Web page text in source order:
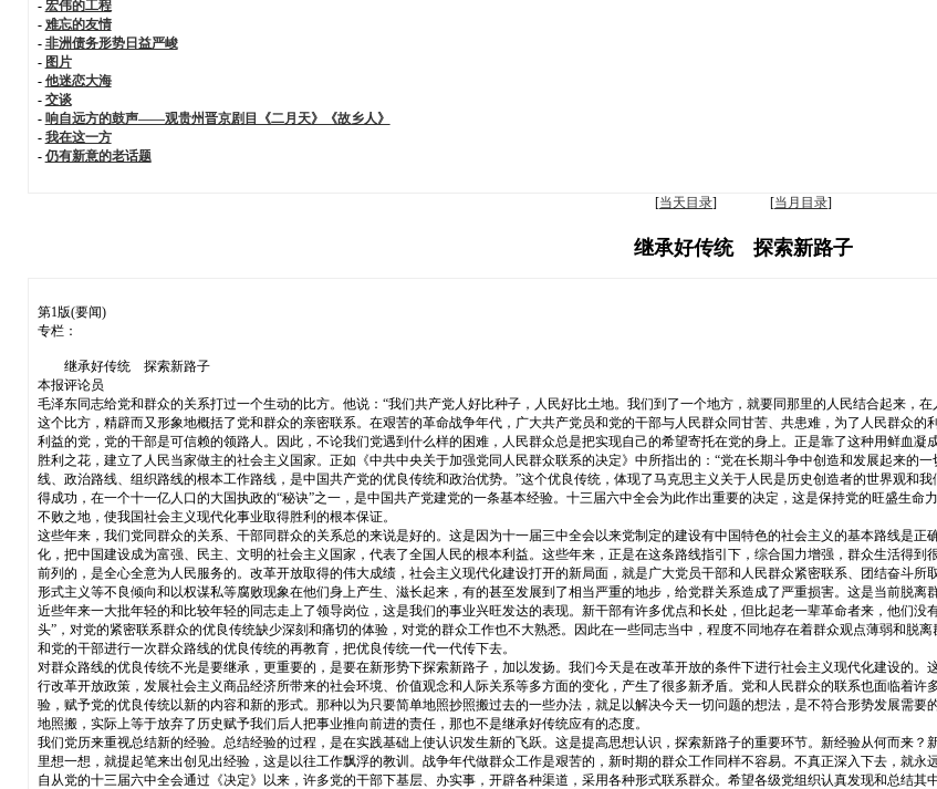
- 宏伟的工程
- 难忘的友情
- 非洲债务形势日益严峻
- 图片
- 他迷恋大海
- 交谈
- 响自远方的鼓声——观贵州晋京剧目《二月天》《故乡人》
- 我在这一方
- 仍有新意的老话题
[当天目录] [当月目录]
继承好传统 探索新路子
第1版(要闻)
专栏：
继承好传统 探索新路子
本报评论员
毛泽东同志给党和群众的关系打过一个生动的比方。他说：“我们共产党人好比种子，人民好比土地。我们到了一个地方，就要同那里的人民结合起来，在
这个比方，精辟而又形象地概括了党和群众的亲密联系。在艰苦的革命战争年代，广大共产党员和党的干部与人民群众同甘苦、共患难，为了人民群众
利益的党，党的干部是可信赖的领路人。因此，不论我们党遇到什么样的困难，人民群众总是把实现自己的希望寄托在党的身上。正是靠了这种用鲜血
胜利之花，建立了人民当家做主的社会主义国家。正如《中共中央关于加强党同人民群众联系的决定》中所指出的：“党在长期斗争中创造和发展起来的
线、政治路线、组织路线的根本工作路线，是中国共产党的优良传统和政治优势。”这个优良传统，体现了马克思主义关于人民是历史创造者的世界观和
得成功，在一个十一亿人口的大国执政的“秘诀”之一，是中国共产党建党的一条基本经验。十三届六中全会为此作出重要的决定，这是保持党的旺盛生
不败之地，使我国社会主义现代化事业取得胜利的根本保证。
这些年来，我们党同群众的关系、干部同群众的关系总的来说是好的。这是因为十一届三中全会以来党制定的建设有中国特色的社会主义的基本路线是
化，把中国建设成为富强、民主、文明的社会主义国家，代表了全国人民的根本利益。这些年来，正是在这条路线指引下，综合国力增强，群众生活得
前列的，是全心全意为人民服务的。改革开放取得的伟大成绩，社会主义现代化建设打开的新局面，就是广大党员干部和人民群众紧密联系、团结奋斗所
形式主义等不良倾向和以权谋私等腐败现象在他们身上产生、滋长起来，有的甚至发展到了相当严重的地步，给党群关系造成了严重损害。这是当前脱离
近些年来一大批年轻的和比较年轻的同志走上了领导岗位，这是我们的事业兴旺发达的表现。新干部有许多优点和长处，但比起老一辈革命者来，他们
头”，对党的紧密联系群众的优良传统缺少深刻和痛切的体验，对党的群众工作也不大熟悉。因此在一些同志当中，程度不同地存在着群众观点薄弱和脱
和党的干部进行一次群众路线的优良传统的再教育，把优良传统一代一代传下去。
对群众路线的优良传统不光是要继承，更重要的，是要在新形势下探索新路子，加以发扬。我们今天是在改革开放的条件下进行社会主义现代化建设的
行改革开放政策，发展社会主义商品经济所带来的社会环境、价值观念和人际关系等多方面的变化，产生了很多新矛盾。党和人民群众的联系也面临着
验，赋予党的优良传统以新的内容和新的形式。那种以为只要简单地照抄照搬过去的一些办法，就足以解决今天一切问题的想法，是不符合形势发展需
地照搬，实际上等于放弃了历史赋予我们后人把事业推向前进的责任，那也不是继承好传统应有的态度。
我们党历来重视总结新的经验。总结经验的过程，是在实践基础上使认识发生新的飞跃。这是提高思想认识，探索新路子的重要环节。新经验从何而来
里想一想，就提起笔来出创见出经验，这是以往工作飘浮的教训。战争年代做群众工作是艰苦的，新时期的群众工作同样不容易。不真正深入下去，就永
自从党的十三届六中全会通过《决定》以来，许多党的干部下基层、办实事，开辟各种渠道，采用各种形式联系群众。希望各级党组织认真发现和总结